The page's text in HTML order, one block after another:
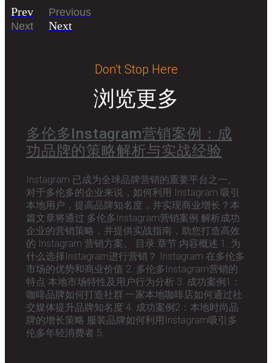
Prev
Previous
Next
Next
Don’t Stop Here
浏览更多
多伦多Instagram营销案例：成
功品牌的策略解析与实战经验
Instagram 已成为全球品牌营销的重要平台之一。
对于多伦多的企业来说，如何利用 Instagram 吸引
本地用户，提高品牌知名度，并实现商业增长？本
篇文章将通过 多伦多Instagram营销案例 解析成功
企业的营销策略，并提供实战指南，助您打造高效
的 Instagram 营销方案。 目录 章节 内容概述 1. 为
什么选择Instagram进行营销？ Instagram 在多伦多
市场的优势和商业价值 2. 多伦多Instagram营销的
特点 本地市场特性及用户行为分析 3. 成功案例1：
咖啡品牌如何打造社群 一家本地咖啡店如何通过社
交媒体提升品牌知名度 4. 成功案例2：本地时尚品
牌的增长策略 服装品牌如何利用Instagram吸引多
伦多年轻消费者 5.